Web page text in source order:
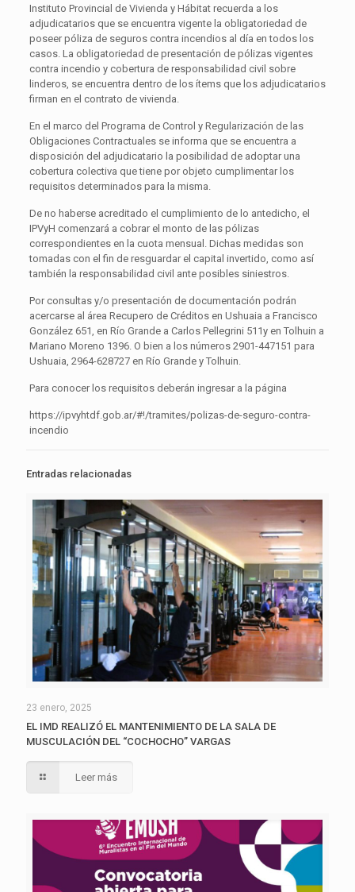
Instituto Provincial de Vivienda y Hábitat recuerda a los
adjudicatarios que se encuentra vigente la obligatoriedad de
poseer póliza de seguros contra incendios al día en todos los
casos. La obligatoriedad de presentación de pólizas vigentes
contra incendio y cobertura de responsabilidad civil sobre
linderos, se encuentra dentro de los ítems que los adjudicatarios
firman en el contrato de vivienda.
En el marco del Programa de Control y Regularización de las
Obligaciones Contractuales se informa que se encuentra a
disposición del adjudicatario la posibilidad de adoptar una
cobertura colectiva que tiene por objeto cumplimentar los
requisitos determinados para la misma.
De no haberse acreditado el cumplimiento de lo antedicho, el
IPVyH comenzará a cobrar el monto de las pólizas
correspondientes en la cuota mensual. Dichas medidas son
tomadas con el fin de resguardar el capital invertido, como así
también la responsabilidad civil ante posibles siniestros.
Por consultas y/o presentación de documentación podrán
acercarse al área Recupero de Créditos en Ushuaia a Francisco
González 651, en Río Grande a Carlos Pellegrini 511y en Tolhuin a
Mariano Moreno 1396. O bien a los números 2901-447151 para
Ushuaia, 2964-628727 en Río Grande y Tolhuin.
Para conocer los requisitos deberán ingresar a la página
https://ipvyhtdf.gob.ar/#!/tramites/polizas-de-seguro-contra-
incendio
Entradas relacionadas
23 enero, 2025
EL IMD REALIZÓ EL MANTENIMIENTO DE LA SALA DE
MUSCULACIÓN DEL “COCHOCHO” VARGAS
Leer más